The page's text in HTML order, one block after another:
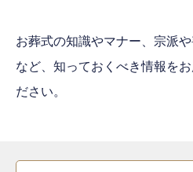
お葬式の知識やマナー、宗派
など、 知っておくべき情報を
ださい。